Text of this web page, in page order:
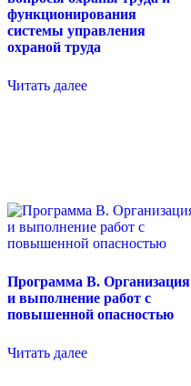
функционирования
системы управления
охраной труда
Читать далее
Программа В. Организация
и выполнение работ с
повышенной опасностью
Читать далее